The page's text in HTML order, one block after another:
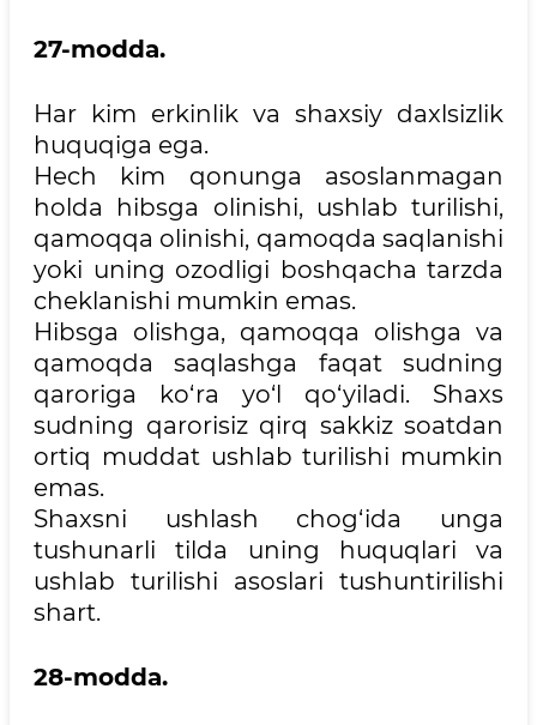
27-modda.
Har kim erkinlik va shaxsiy daxlsizlik
huquqiga ega.
Hech kim qonunga asoslanmagan
holda hibsga olinishi, ushlab turilishi,
qamoqqa olinishi, qamoqda saqlanishi
yoki uning ozodligi boshqacha tarzda
cheklanishi mumkin emas.
Hibsga olishga, qamoqqa olishga va
qamoqda saqlashga faqat sudning
qaroriga ko‘ra yo‘l qo‘yiladi. Shaxs
sudning qarorisiz qirq sakkiz soatdan
ortiq muddat ushlab turilishi mumkin
emas.
Shaxsni ushlash chog‘ida unga
tushunarli tilda uning huquqlari va
ushlab turilishi asoslari tushuntirilishi
shart.
28-modda.